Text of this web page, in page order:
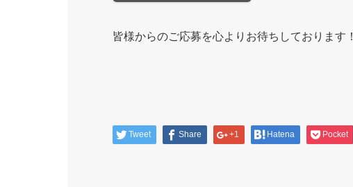
皆様からのご応募を心よりお待ちしております！
Tweet Share +1 Hatena Pocket